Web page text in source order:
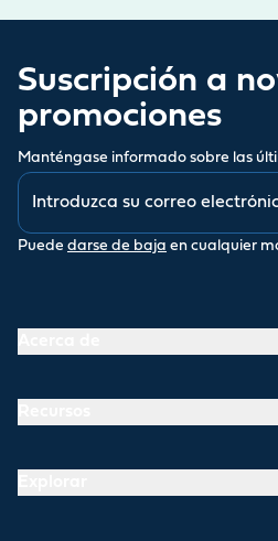
Suscripción a
promociones
Manténgase informado sobre las
Puede darse de baja en cualquier